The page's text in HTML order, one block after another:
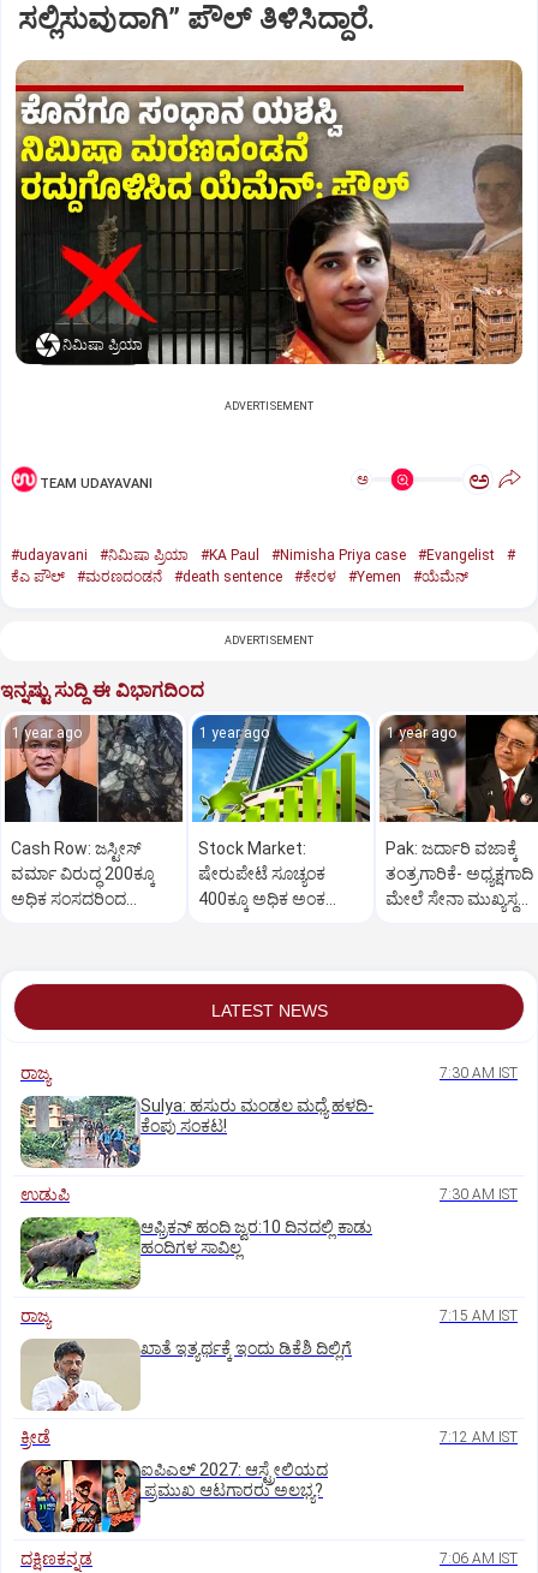
ಸಲ್ಲಿಸುವುದಾಗಿ” ಪೌಲ್‌ ತಿಳಿಸಿದ್ದಾರೆ.
ನಿಮಿಷಾ ಪ್ರಿಯಾ
ADVERTISEMENT
TEAM UDAYAVANI ಅ ಅ
#udayavani #ನಿಮಿಷಾ ಪ್ರಿಯಾ #KA Paul #Nimisha Priya case #Evangelist
#
ಕೆಎ ಪೌಲ್
#ಮರಣದಂಡನೆ #death sentence #ಕೇರಳ #Yemen #ಯೆಮೆನ್‌
ADVERTISEMENT
ಇನ್ನಷ್ಟು ಸುದ್ದಿ ಈ ವಿಭಾಗದಿಂದ
1 year ago
Cash Row: ಜಸ್ಟೀಸ್‌
ವರ್ಮಾ ವಿರುದ್ಧ 200ಕ್ಕೂ
ಅಧಿಕ ಸಂಸದರಿಂದ
1 year ago
Stock Market:
ಷೇರುಪೇಟೆ ಸೂಚ್ಯಂಕ
400ಕ್ಕೂ ಅಧಿಕ ಅಂಕ
1 year ago
Pak: ಜರ್ದಾರಿ ವಜಾಕ್ಕೆ
ತಂತ್ರಗಾರಿಕೆ- ಅಧ್ಯಕ್ಷಗಾದಿ
ಮೇಲೆ ಸೇನಾ ಮುಖ್ಯಸ್ಥ
LATEST NEWS
ರಾಜ್ಯ 7:30 AM IST
Sulya: ಹಸುರು ಮಂಡಲ ಮಧ್ಯೆ ಹಳದಿ-
ಕೆಂಪು ಸಂಕಟ!
ಉಡುಪಿ 7:30 AM IST
ಆಫ್ರಿಕನ್‌ ಹಂದಿ ಜ್ವರ:10 ದಿನದಲ್ಲಿ ಕಾಡು
ಹಂದಿಗಳ ಸಾವಿಲ್ಲ
ರಾಜ್ಯ 7:15 AM IST
ಖಾತೆ ಇತ್ಯರ್ಥಕ್ಕೆ ಇಂದು ಡಿಕೆಶಿ ದಿಲ್ಲಿಗೆ
ಕ್ರೀಡೆ 7:12 AM IST
ಐಪಿಎಲ್‌ 2027: ಆಸ್ಟ್ರೇಲಿಯದ
ಪ್ರಮುಖ ಆಟಗಾರರು ಅಲಭ್ಯ?
ದಕ್ಷಿಣಕನ್ನಡ 7:06 AM IST